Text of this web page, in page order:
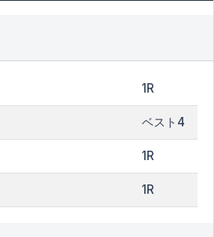
1R
ベスト4
1R
1R